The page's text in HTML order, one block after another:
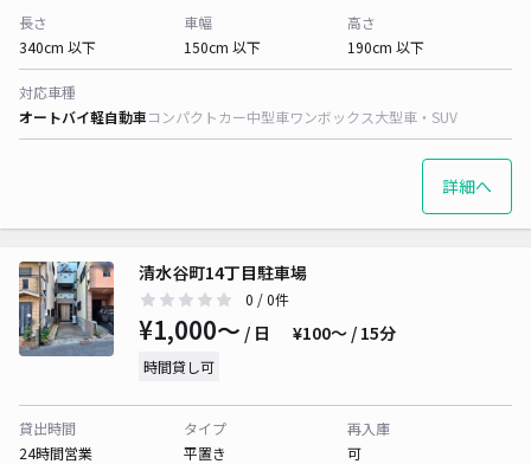
長さ
340cm 以下
車幅
150cm 以下
高さ
190cm 以下
対応車種
オートバイ軽自動車コンパクトカー中型車ワンボックス大型車・SUV
詳細へ
清水谷町14丁目駐車場
0 / 0件
¥1,000〜 / 日 ¥100〜 / 15分
時間貸し可
貸出時間
24時間営業
タイプ
平置き
再入庫
可